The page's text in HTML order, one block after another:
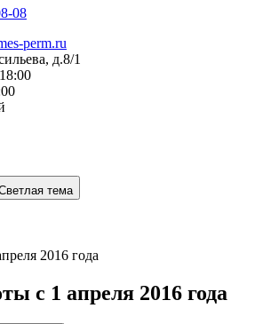
08
perm.ru
д.8/1
тема
2016 года
с 1 апреля 2016 года